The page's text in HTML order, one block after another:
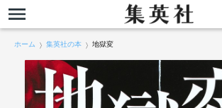
ホーム 集英社の本 地獄変